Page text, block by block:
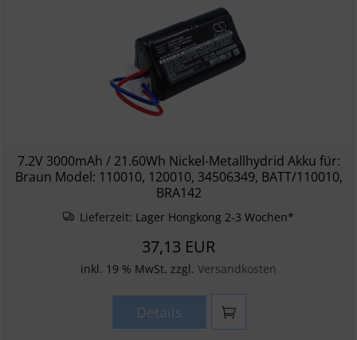
7.2V 3000mAh / 21.60Wh Nickel-Metallhydrid Akku für:
Braun Model: 110010, 120010, 34506349, BATT/110010,
BRA142
Lieferzeit: Lager Hongkong 2-3 Wochen*
37,13 EUR
inkl. 19 % MwSt. zzgl. Versandkosten
Details